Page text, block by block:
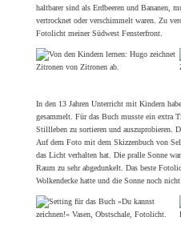
haltbarer sind als Erdbeeren und Bananen,
vertrocknet oder verschimmelt waren. Zu
Fotolicht meiner Südwest Fensterfront.
In den 13 Jahren Unterricht mit Kindern
gesammelt. Für das Buch musste ein extra
Stillleben zu sortieren und auszuprobieren.
Auf dem Foto mit dem Skizzenbuch von
das Licht verhalten hat. Die pralle Sonne
Raum zu sehr abgedunkelt. Das beste
Wolkendecke hatte und die Sonne noch